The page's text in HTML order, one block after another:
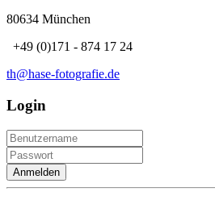
80634 München
+49 (0)171 - 874 17 24
th@hase-fotografie.de
Login
Anmelden